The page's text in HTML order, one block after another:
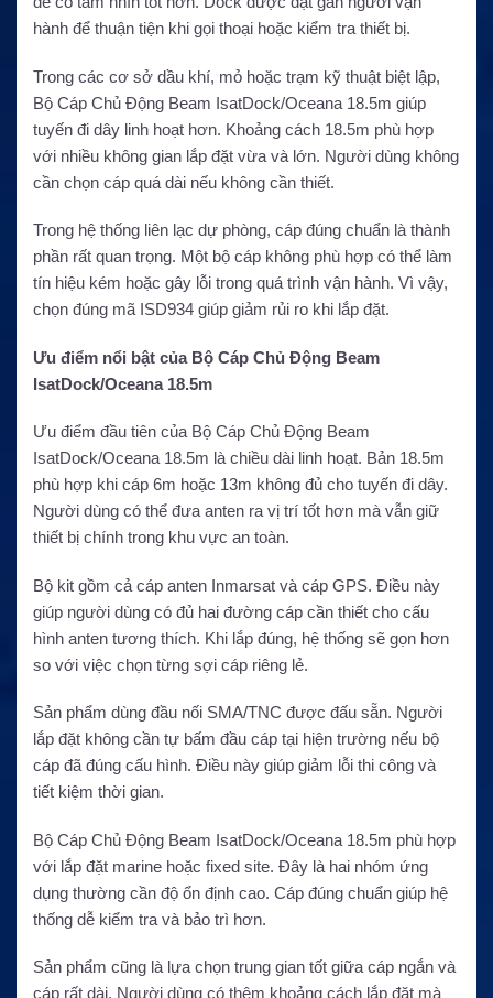
hành để thuận tiện khi gọi thoại hoặc kiểm tra thiết bị.
Trong các cơ sở dầu khí, mỏ hoặc trạm kỹ thuật biệt lập,
Bộ Cáp Chủ Động Beam IsatDock/Oceana 18.5m giúp
tuyến đi dây linh hoạt hơn. Khoảng cách 18.5m phù hợp
với nhiều không gian lắp đặt vừa và lớn. Người dùng không
cần chọn cáp quá dài nếu không cần thiết.
Trong hệ thống liên lạc dự phòng, cáp đúng chuẩn là thành
phần rất quan trọng. Một bộ cáp không phù hợp có thể làm
tín hiệu kém hoặc gây lỗi trong quá trình vận hành. Vì vậy,
chọn đúng mã ISD934 giúp giảm rủi ro khi lắp đặt.
Ưu điểm nổi bật của Bộ Cáp Chủ Động Beam
IsatDock/Oceana 18.5m
Ưu điểm đầu tiên của Bộ Cáp Chủ Động Beam
IsatDock/Oceana 18.5m là chiều dài linh hoạt. Bản 18.5m
phù hợp khi cáp 6m hoặc 13m không đủ cho tuyến đi dây.
Người dùng có thể đưa anten ra vị trí tốt hơn mà vẫn giữ
thiết bị chính trong khu vực an toàn.
Bộ kit gồm cả cáp anten Inmarsat và cáp GPS. Điều này
giúp người dùng có đủ hai đường cáp cần thiết cho cấu
hình anten tương thích. Khi lắp đúng, hệ thống sẽ gọn hơn
so với việc chọn từng sợi cáp riêng lẻ.
Sản phẩm dùng đầu nối SMA/TNC được đấu sẵn. Người
lắp đặt không cần tự bấm đầu cáp tại hiện trường nếu bộ
cáp đã đúng cấu hình. Điều này giúp giảm lỗi thi công và
tiết kiệm thời gian.
Bộ Cáp Chủ Động Beam IsatDock/Oceana 18.5m phù hợp
với lắp đặt marine hoặc fixed site. Đây là hai nhóm ứng
dụng thường cần độ ổn định cao. Cáp đúng chuẩn giúp hệ
thống dễ kiểm tra và bảo trì hơn.
Sản phẩm cũng là lựa chọn trung gian tốt giữa cáp ngắn và
cáp rất dài. Người dùng có thêm khoảng cách lắp đặt mà